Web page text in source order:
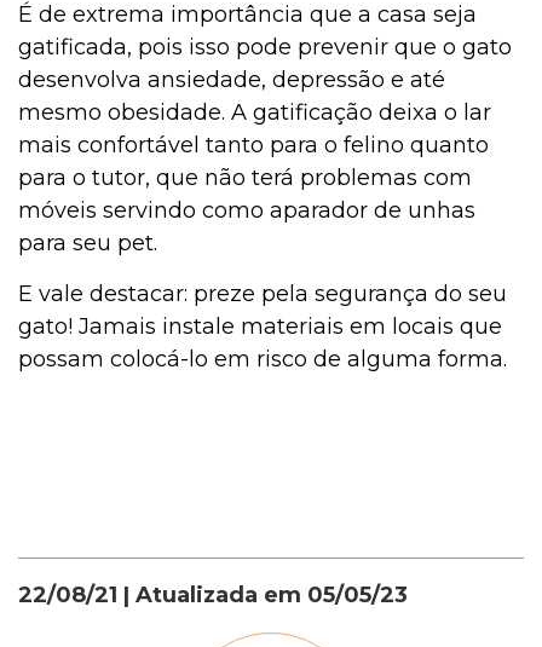
É de extrema importância que a casa seja
gatificada, pois isso pode prevenir que o gato
desenvolva ansiedade, depressão e até
mesmo obesidade. A gatificação deixa o lar
mais confortável tanto para o felino quanto
para o tutor, que não terá problemas com
móveis servindo como aparador de unhas
para seu pet.
E vale destacar: preze pela segurança do seu
gato! Jamais instale materiais em locais que
possam colocá-lo em risco de alguma forma.
22/08/21 | Atualizada em 05/05/23